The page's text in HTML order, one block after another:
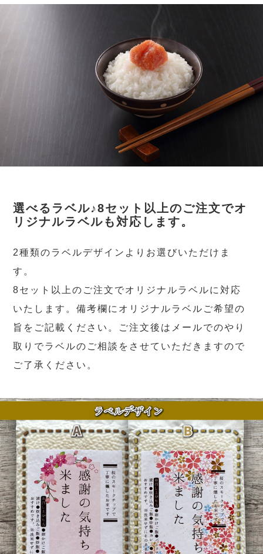
選べるラベル♪8セット以上のご注文でオ
リジナルラベルも対応します。
2種類のラベルデザインよりお選びいただけま
す。
8セット以上のご注文でオリジナルラベルに対応
いたします。備考欄にオリジナルラベルご希望の
旨をご記載ください。ご注文後はメールでのやり
取りでラベルのご相談をさせていただきますので
ご了承ください。